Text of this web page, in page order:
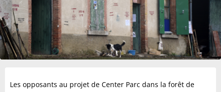
Les opposants au projet de Center Parc dans la forêt de